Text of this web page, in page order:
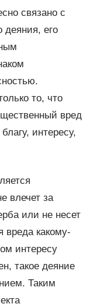
связано с
деяния, его
то, что
вред
интересу,
влечет за
или не несет
вреда какому-
интересу
такое деяние
Таким